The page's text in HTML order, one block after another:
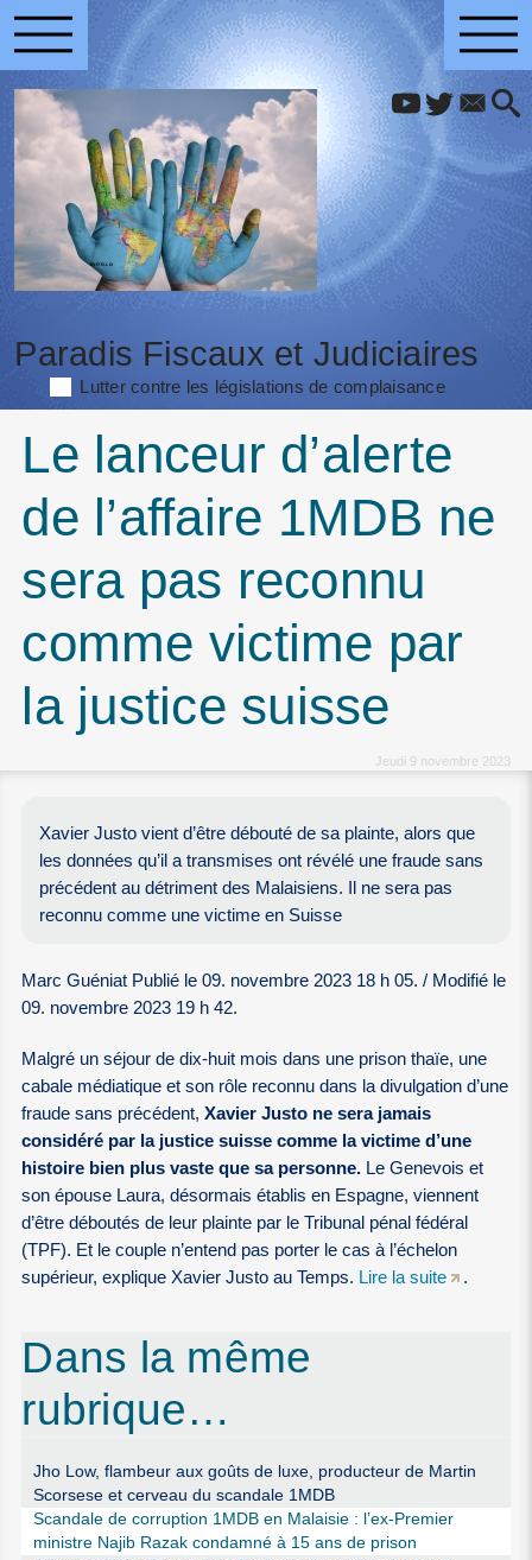
Paradis Fiscaux et Judiciaires
Lutter contre les législations de complaisance
Le lanceur d’alerte
de l’affaire 1MDB ne
sera pas reconnu
comme victime par
la justice suisse
Jeudi 9 novembre 2023
Xavier Justo vient d’être débouté de sa plainte, alors que
les données qu’il a transmises ont révélé une fraude sans
précédent au détriment des Malaisiens. Il ne sera pas
reconnu comme une victime en Suisse
Marc Guéniat Publié le 09. novembre 2023 18 h 05. / Modifié le
09. novembre 2023 19 h 42.
Malgré un séjour de dix-huit mois dans une prison thaïe, une
cabale médiatique et son rôle reconnu dans la divulgation d’une
fraude sans précédent,Xavier Justo ne sera jamais
considéré par la justice suisse comme la victime d’une
histoire bien plus vaste que sa personne. Le Genevois et
son épouse Laura, désormais établis en Espagne, viennent
d’être déboutés de leur plainte par le Tribunal pénal fédéral
(TPF). Et le couple n’entend pas porter le cas à l’échelon
supérieur, explique Xavier Justo au Temps. Lire la suite .
Dans la même
rubrique…
Jho Low, flambeur aux goûts de luxe, producteur de Martin
Scorsese et cerveau du scandale 1MDB
Scandale de corruption 1MDB en Malaisie : l’ex-Premier
ministre Najib Razak condamné à 15 ans de prison